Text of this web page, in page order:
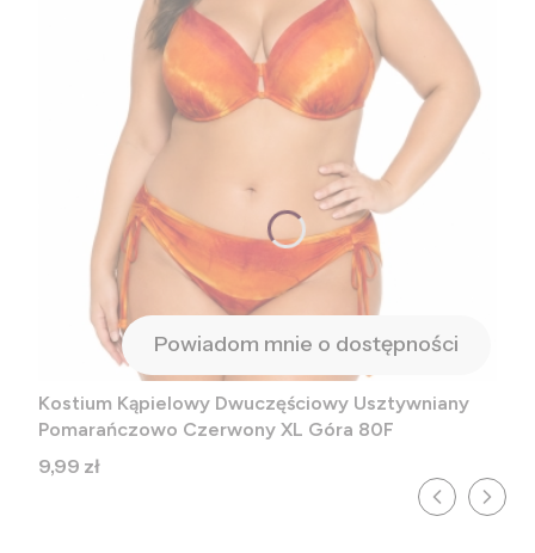
Powiadom mnie o dostępności
Kostium Kąpielowy Dwuczęściowy Usztywniany
Pomarańczowo Czerwony XL Góra 80F
Cena
9,99 zł